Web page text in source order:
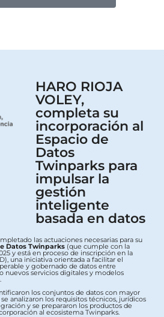
HARO RIOJA
VOLEY,
completa su
incorporación al
Espacio de
Datos
Twinparks para
impulsar la
gestión
inteligente
basada en datos
las actuaciones necesarias para su
Datos Twinparks (que cumple con la
y está en proceso de inscripción en la
una iniciativa orientada a facilitar el
y gobernado de datos entre
nuevos servicios digitales y modelos
los conjuntos de datos con mayor
analizaron los requisitos técnicos, jurídicos
y se prepararon los productos de
al ecosistema Twinparks.